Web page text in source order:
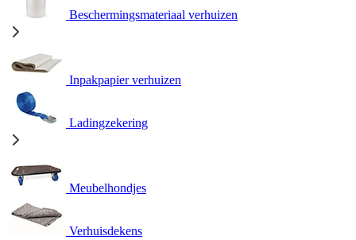
Beschermingsmateriaal verhuizen
Inpakpapier verhuizen
Ladingzekering
Meubelhondjes
Verhuisdekens